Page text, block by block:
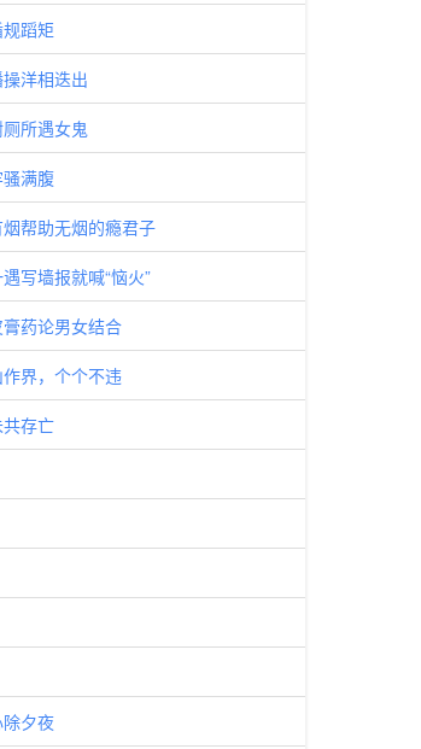
蹈矩
洋相迭出
所遇女鬼
满腹
帮助无烟的瘾君子
写墙报就喊“恼火”
药论男女结合
界，个个不违
存亡
夕夜